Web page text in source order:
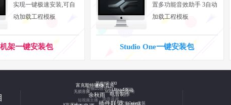
实现一键极速安装,可自
动加载工程模板
架一键安装包
置多功能音效助手 3自动
加载工程模板
Studio One一键安装包
麦甜声卡
驱动怎么安装艾肯Cube套装
主播超清摄像头
电音基调MARSHALL音响
Ultra4驱动
电音制作
短视频主播
野狼DJ音乐盒艾肯HP-600
虾米音乐
无损音频
富克斯特驱动